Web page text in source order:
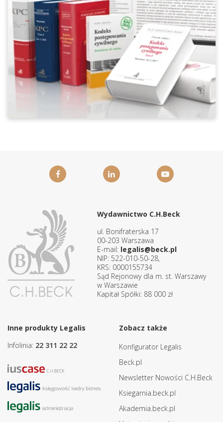
Wydawnictwo C.H.Beck
ul. Bonifraterska 17
00-203 Warszawa
E-mail: legalis@beck.pl
NIP: 522-010-50-28,
KRS: 0000155734
Sąd Rejonowy dla m. st. Warszawy
w Warszawie
Kapitał Spółki: 88 000 zł
Inne produkty Legalis
Infolinia: 22 311 22 22
Zobacz także
Konfigurator Legalis
Beck.pl
Newsletter Nowości C.H.Beck
Ksiegarnia.beck.pl
Akademia.beck.pl